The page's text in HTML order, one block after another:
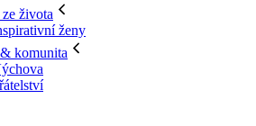
života
ženy
komunita